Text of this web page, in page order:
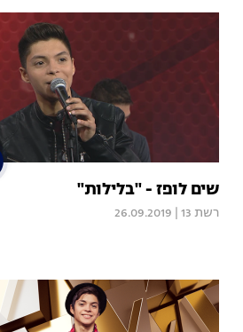
שים לופז - "בלילות"
רשת 13 26.09.2019